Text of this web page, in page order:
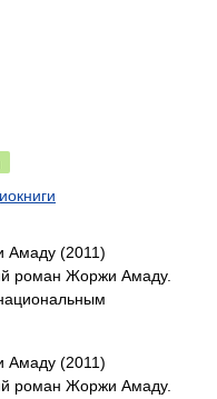
Амаду (2011)
роман Жоржи Амаду.
Амаду (2011)
роман Жоржи Амаду.